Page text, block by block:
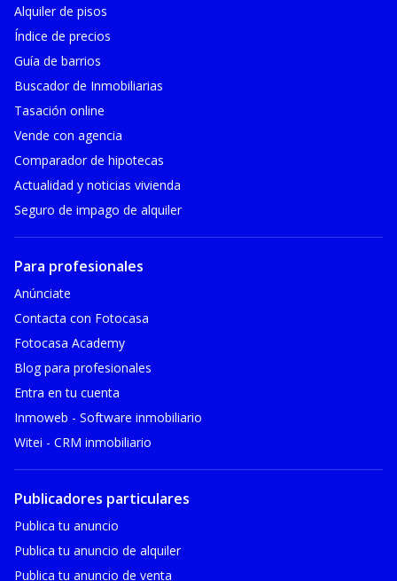
Alquiler de pisos
Índice de precios
Guía de barrios
Buscador de Inmobiliarias
Tasación online
Vende con agencia
Comparador de hipotecas
Actualidad y noticias vivienda
Seguro de impago de alquiler
Para profesionales
Anúnciate
Contacta con Fotocasa
Fotocasa Academy
Blog para profesionales
Entra en tu cuenta
Inmoweb - Software inmobiliario
Witei - CRM inmobiliario
Publicadores particulares
Publica tu anuncio
Publica tu anuncio de alquiler
Publica tu anuncio de venta